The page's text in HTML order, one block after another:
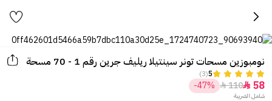
نومبوزين مسحات تونر سينتيلا ريليف جرين رقم 1 - 70 مسحة
5
(3)
58

110

-47%
شامل الضريبة